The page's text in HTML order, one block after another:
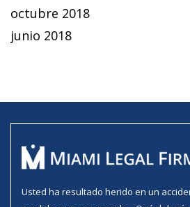
octubre 2018
junio 2018
Usted ha resultado herido en un